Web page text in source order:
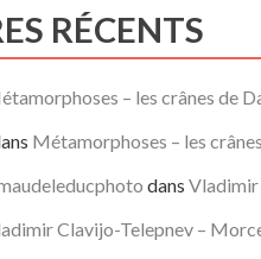
RÉCENTS
– les crânes de
Métamorphoses – les
dansVladimir
Clavijo-Telepnev –